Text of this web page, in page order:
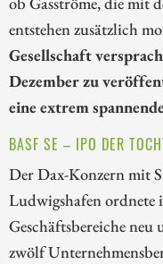
entstehen zusätzlich
Gesellschaft
Dezember zu
eine extrem
BASF SE – IPO DER
Der Dax-Konzern mit
Ludwigshafen ordnete
Geschäftsbereiche neu
zwölf